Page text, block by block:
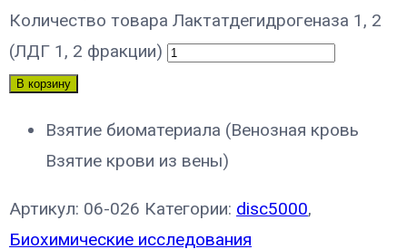
Количество товара Лактатдегидрогеназа 1, 2
(ЛДГ 1, 2 фракции)
В корзину
Взятие биоматериала (Венозная кровь
Взятие крови из вены)
Артикул: 06-026 Категории: disc5000,
Биохимические исследования